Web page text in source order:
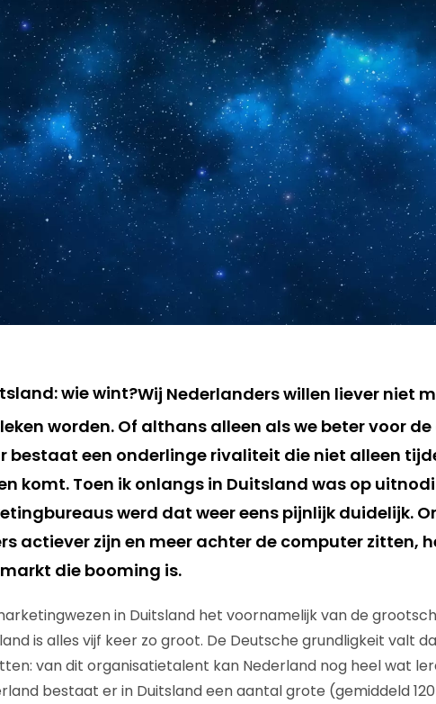
Wij Nederlanders willen liever niet
worden. Of althans alleen als we beter voor
bestaat een onderlinge rivaliteit die niet alleen
komt. Toen ik onlangs in Duitsland was op
werd dat weer eens pijnlijk duidelijk.
actiever zijn en meer achter de computer zitten,
die booming is.
in Duitsland het voornamelijk van de
is alles vijf keer zo groot. De Deutsche grundligkeit valt
van dit organisatietalent kan Nederland nog heel wat
bestaat er in Duitsland een aantal grote (gemiddeld 120